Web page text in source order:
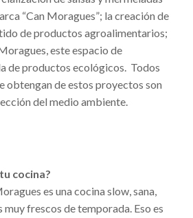
“Can Moragues”; la creación de
de productos agroalimentarios;
este espacio de
de productos ecológicos. Todos
obtengan de estos proyectos son
del medio ambiente.
cocina?
es una cocina slow, sana,
frescos de temporada. Eso es